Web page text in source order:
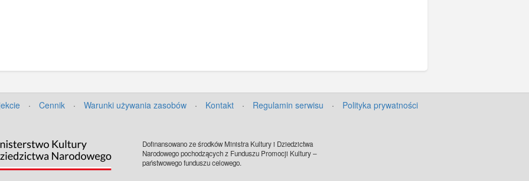
· Cennik · Warunki używania zasobów · Kontakt · Regulamin serwisu · Polityka prywatności
Dofinansowano ze środków Ministra Kultury i Dziedzictwa
Narodowego pochodzących z Funduszu Promocji Kultury –
państwowego funduszu celowego.